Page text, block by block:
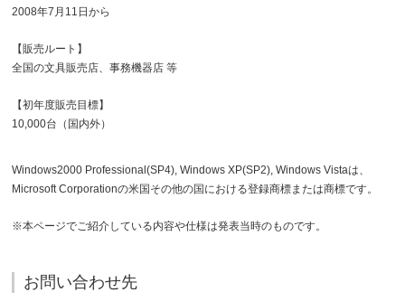
2008年7月11日から
【販売ルート】
全国の文具販売店、事務機器店 等
【初年度販売目標】
10,000台（国内外）
Windows2000 Professional(SP4), Windows XP(SP2), Windows Vistaは、
Microsoft Corporationの米国その他の国における登録商標または商標です。
※本ページでご紹介している内容や仕様は発表当時のものです。
お問い合わせ先